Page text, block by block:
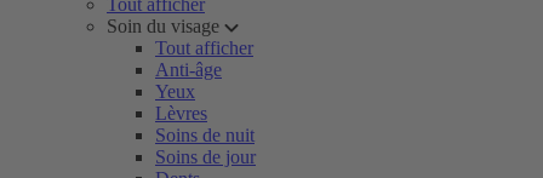
Tout afficher
Soin du visage
Tout afficher
Anti-âge
Yeux
Lèvres
Soins de nuit
Soins de jour